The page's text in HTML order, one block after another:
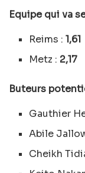
Equipe qui va
Reims :1,61
Metz : 2,17
Buteurs
Gauthier
Abile
Cheikh